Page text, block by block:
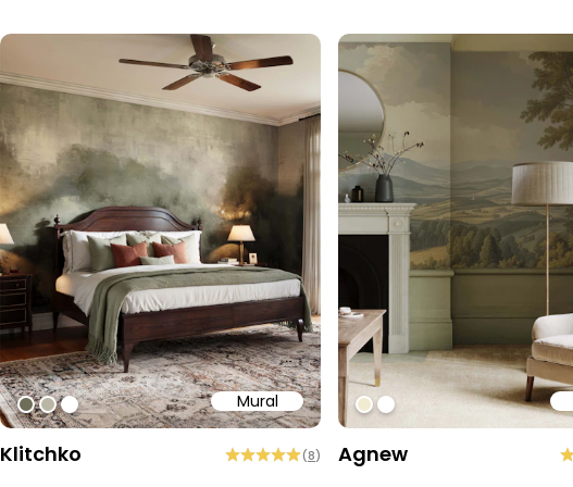
Mural
#6e6d58
#b9b6a6
#ffffff
Klitchko (8)
#f1ebd1
#ffffff
Agnew